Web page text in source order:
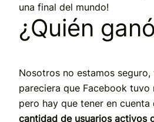
una final del mundo!
¿Quién
Nosotros no estamos
pareciera que Facebook tuvo
pero hay que tener en cuenta
cantidad de usuarios activos